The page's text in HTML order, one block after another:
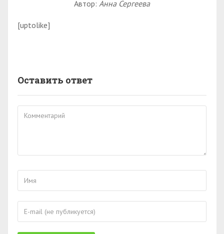
Автор: Анна Сергеева
[uptolike]
Оставить ответ